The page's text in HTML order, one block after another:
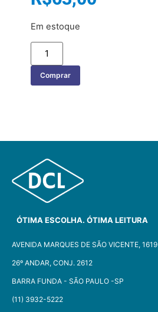
Em estoque
Comprar
ÓTIMA ESCOLHA. ÓTIMA LEITURA
AVENIDA MARQUES DE SÃO VICENTE, 1619
26º ANDAR, CONJ. 2612
BARRA FUNDA - SÃO PAULO -SP​
(11) 3932-5222